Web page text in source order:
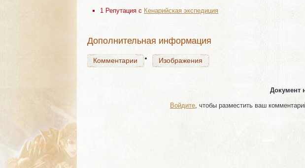
1 Репутация с Кенарийская экспедиция
Дополнительная информация
Комментарии Изображения
Документ
Войдите , чтобы разместить ваш